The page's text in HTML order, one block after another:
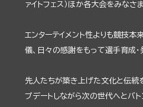
ァイトフェス）ほか各大会をみなさ
エンターテイメント性よりも競技本
儀、日々の感謝をもって選手育成・
先人たちが築き上げた文化と伝統
プデートしながら次の世代へとバ